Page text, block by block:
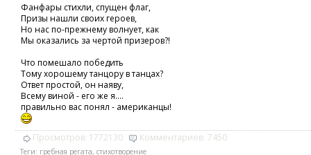
Фанфары стихли, спущен флаг,
Призы нашли своих героев,
Но нас по-прежнему волнует, как
Мы оказались за чертой призеров?!
Что помешало победить
Тому хорошему танцору в танцах?
Ответ простой, он наяву,
Всему виной - его же я....
правильно вас понял - американцы!
Просмотров: 1772130 Комментариев: 7450
Теги: гребная регата, стихотворение